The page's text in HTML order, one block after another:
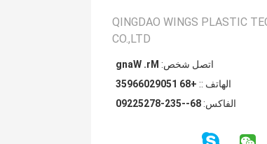
QINGDAO WINGS PLASTIC
CO.,LTD
اتصل شخص: Mr. Wang
الهاتف :: +86 15092066953
الفاكس: 86--532-87252290